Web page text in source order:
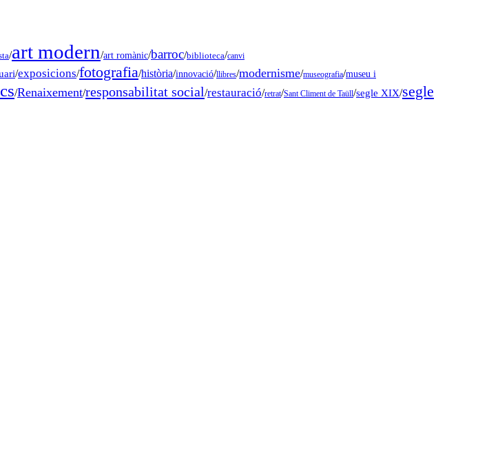
/art modern/art romànic/barroc/biblioteca/canvi
/exposicions/fotografia/història/innovació/llibres/modernisme/museografia/museu i
/Renaixement/responsabilitat social/restauració/retrat/Sant Climent de Taüll/segle XIX/segle